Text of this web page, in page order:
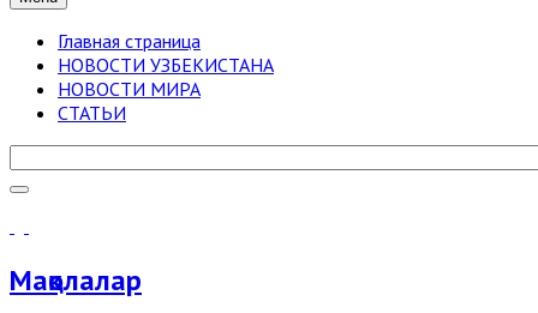
Главная страница
НОВОСТИ УЗБЕКИСТАНА
НОВОСТИ МИРА
СТАТЬИ
Мақолалар